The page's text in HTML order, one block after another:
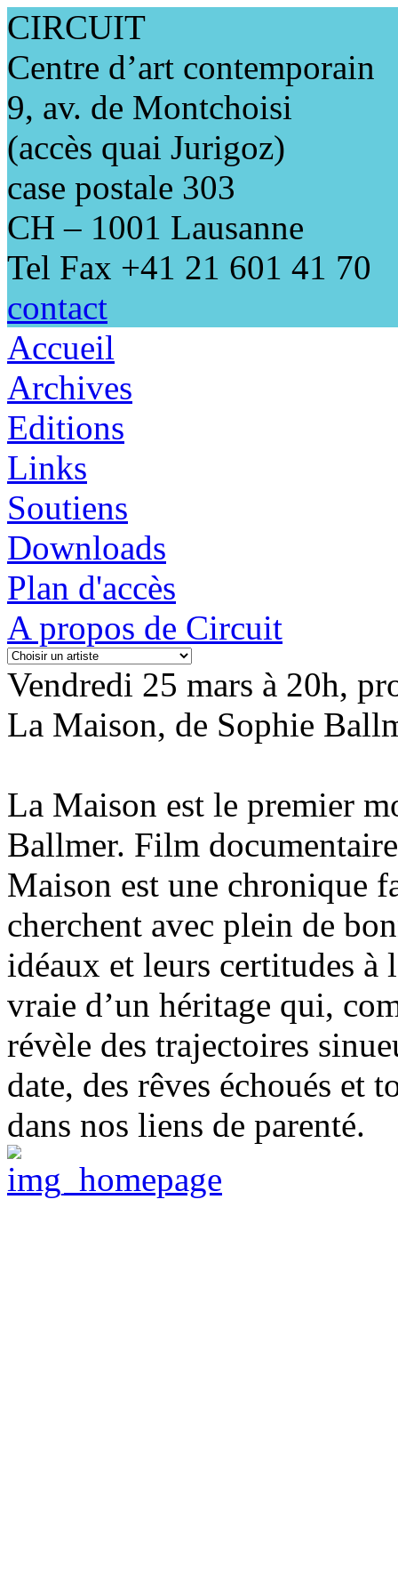
CIRCUIT
Centre d’art contemporain
9, av. de Montchoisi
(accès quai Jurigoz)
case postale 303
CH – 1001 Lausanne
Tel Fax +41 21 601 41 70
contact
Accueil
Archives
Editions
Links
Soutiens
Downloads
Plan d'accès
A propos de Circuit
Vendredi 25 mars à 20h,
La Maison, de Sophie
La Maison est le premier
Ballmer. Film
Maison est une chronique
cherchent avec plein de
idéaux et leurs certitudes à
vraie d’un héritage qui,
révèle des trajectoires
date, des rêves échoués et
dans nos liens de parenté.